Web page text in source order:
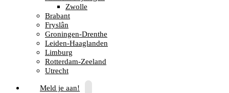
Zwolle
Brabant
Fryslân
Groningen-Drenthe
Leiden-Haaglanden
Limburg
Rotterdam-Zeeland
Utrecht
Meld je aan!